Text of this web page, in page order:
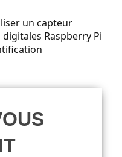
un capteur
digitales Raspberry Pi